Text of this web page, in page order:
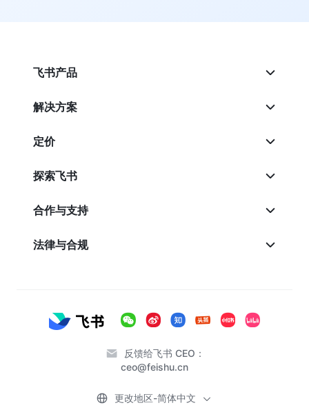
飞书产品
解决方案
定价
探索飞书
合作与支持
法律与合规
反馈给飞书 CEO：
ceo@feishu.cn
更改地区-简体中文